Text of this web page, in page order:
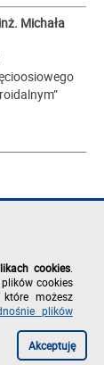
Michała
cookies
cookies
możesz
plików
Akceptuję